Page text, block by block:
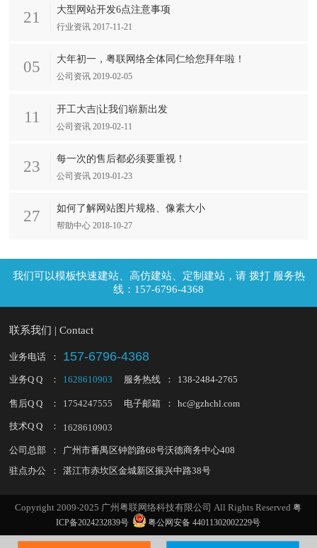
21 大型网站开发6点注意事项
行业资讯 2017-11-21
05 大年初一，粤联网络全体同仁给您拜年啦！
公司资讯 2019-02-05
11 开工大吉|让我们崭新出发
公司资讯 2019-02-11
23 每一次的售后都必须要重视！
公司资讯 2019-01-23
27 如何了解网站图片规格、像素大小
帮助中心 2018-10-27
拨打 服务热
线：157-6796-4368
联系我们 | Contact
业务电话 ： 157-6796-4368
业务Q Q ： 1628610903 服务热线 ： 138-2484-2765
售后Q Q ： 1754247555 电子邮箱 ： hc@gzhchl.com
技术Q Q ： 1628610903
公司总部 ：
广州市番禺区钟韵路68号沃德商务中心408
驻点办公
： 湛江市赤坎区金城新区振兴中路38号
Copyright 2009-2025 广州粤联网络科技有限公司 All Rights Reserved粤
ICP备2024232839号
粤公网安备 44011302002229号